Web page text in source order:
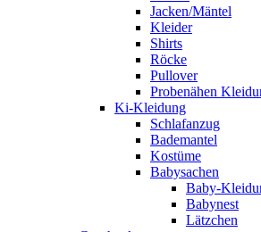
Jacken/Mäntel
Kleider
Shirts
Röcke
Pullover
Probenähen
Ki-Kleidung
Schlafanzug
Bademantel
Kostüme
Babysachen
Baby-
Babynest
Lätzchen